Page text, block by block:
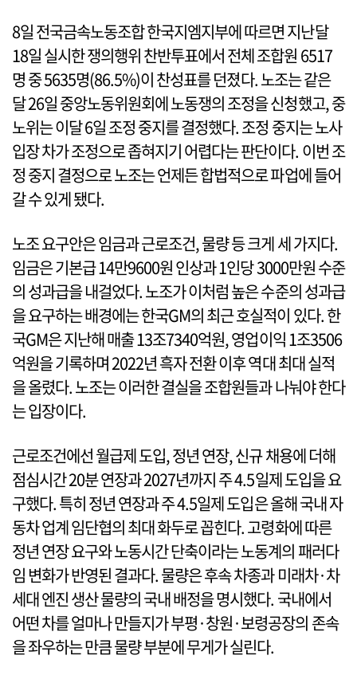
8일 전국금속노동조합 한국지엠지부에 따르면 지난달
18일 실시한 쟁의행위 찬반투표에서 전체 조합원 6517
명 중 5635명(86.5%)이 찬성표를 던졌다. 노조는 같은
달 26일 중앙노동위원회에 노동쟁의 조정을 신청했고, 중
노위는 이달 6일 조정 중지를 결정했다. 조정 중지는 노사
입장 차가 조정으로 좁혀지기 어렵다는 판단이다. 이번 조
정 중지 결정으로 노조는 언제든 합법적으로 파업에 들어
갈 수 있게 됐다.
노조 요구안은 임금과 근로조건, 물량 등 크게 세 가지다.
임금은 기본급 14만9600원 인상과 1인당 3000만원 수준
의 성과급을 내걸었다. 노조가 이처럼 높은 수준의 성과급
을 요구하는 배경에는 한국GM의 최근 호실적이 있다. 한
국GM은 지난해 매출 13조7340억원, 영업이익 1조3506
억원을 기록하며 2022년 흑자 전환 이후 역대 최대 실적
을 올렸다. 노조는 이러한 결실을 조합원들과 나눠야 한다
는 입장이다.
근로조건에선 월급제 도입, 정년 연장, 신규 채용에 더해
점심시간 20분 연장과 2027년까지 주 4.5일제 도입을 요
구했다. 특히 정년 연장과 주 4.5일제 도입은 올해 국내 자
동차 업계 임단협의 최대 화두로 꼽힌다. 고령화에 따른
정년 연장 요구와 노동시간 단축이라는 노동계의 패러다
임 변화가 반영된 결과다. 물량은 후속 차종과 미래차·차
세대 엔진 생산 물량의 국내 배정을 명시했다. 국내에서
어떤 차를 얼마나 만들지가 부평·창원·보령공장의 존속
을 좌우하는 만큼 물량 부분에 무게가 실린다.